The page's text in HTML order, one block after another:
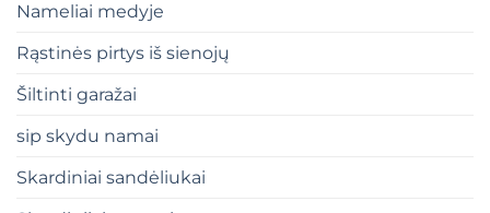
Nameliai medyje
Rąstinės pirtys iš sienojų
Šiltinti garažai
sip skydu namai
Skardiniai sandėliukai